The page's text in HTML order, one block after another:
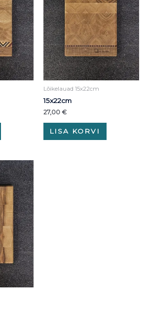
Lõikelauad 15x22cm
15x22cm
27,00 €
LISA KORVI